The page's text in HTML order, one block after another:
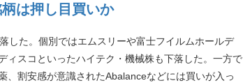
は押し目買いか
した。個別ではエムスリーや富士フイルムホールデ
ィスコといったハイテク・機械株も下落した。一方で
、割安感が意識されたAbalanceなどには買いが入っ